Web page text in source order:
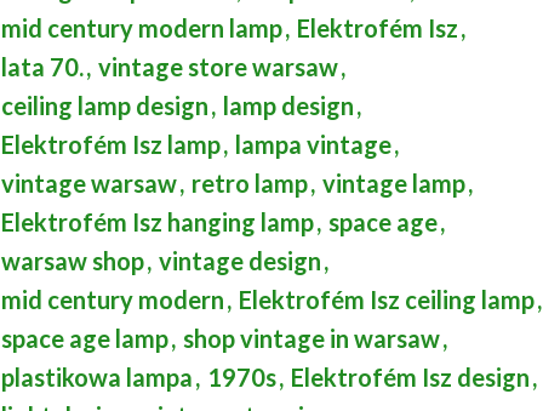
mid century modern lamp, Elektrofém Isz,
lata 70., vintage store warsaw,
ceiling lamp design, lamp design,
Elektrofém Isz lamp, lampa vintage,
vintage warsaw, retro lamp, vintage lamp,
Elektrofém Isz hanging lamp, space age,
warsaw shop, vintage design,
mid century modern, Elektrofém Isz ceiling lamp,
space age lamp, shop vintage in warsaw,
plastikowa lampa, 1970s, Elektrofém Isz design,